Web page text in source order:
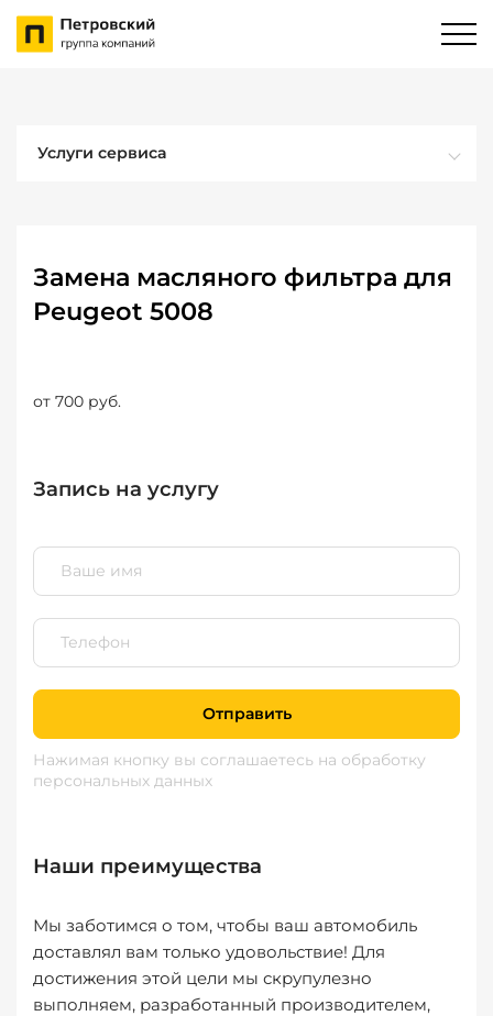
Услуги сервиса
Замена масляного фильтра для
Peugeot 5008
от 700 руб.
Запись на услугу
Отправить
Нажимая кнопку вы соглашаетесь на обработку
персональных данных
Наши преимущества
Мы заботимся о том, чтобы ваш автомобиль
доставлял вам только удовольствие! Для
достижения этой цели мы скрупулезно
выполняем, разработанный производителем,